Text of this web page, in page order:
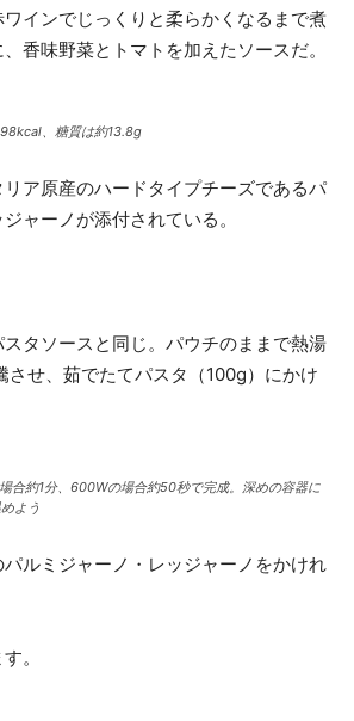
インでじっくりと柔らかくなるまで煮
香味野菜とトマトを加えたソースだ。
、糖質は約13.8g
ア原産のハードタイプチーズであるパ
ャーノが添付されている。
タソースと同じ。パウチのままで熱湯
させ、茹でたてパスタ（100g）にかけ
合約1分、600Wの場合約50秒で完成。深めの容器に
よう
ルミジャーノ・レッジャーノをかけれ
。